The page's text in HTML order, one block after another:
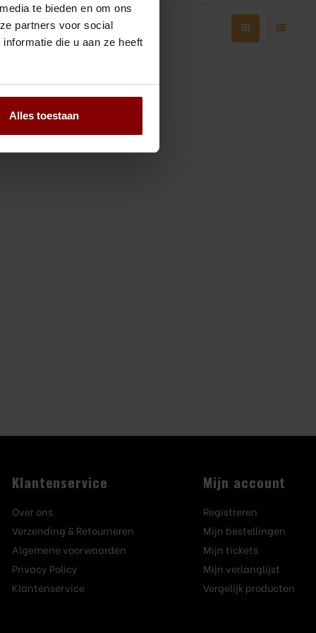
te bieden en om ons
partners voor social
die u aan ze heeft
Alles toestaan
Klantenservice
Over ons
Verzending & Retourneren
Algemene voorwaarden
Privacy Policy
Klantenservice
Mijn account
Registreren
Mijn bestellingen
Mijn tickets
Mijn verlanglijst
Vergelijk producten